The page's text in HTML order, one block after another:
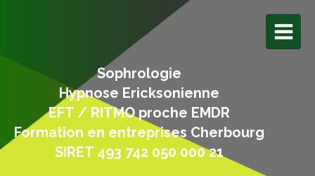
Sophrologie
Hypnose Ericksonienne
EFT / RITMO proche EMDR
Formation en entreprises Cherbourg
SIRET 493 742 050 000 21